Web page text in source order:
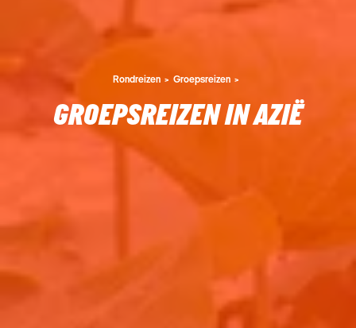
Rondreizen Groepsreizen
GROEPSREIZEN IN AZIË